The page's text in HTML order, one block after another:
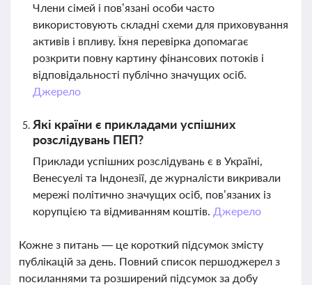
Члени сімей і пов’язані особи часто
використовують складні схеми для приховування
активів і впливу. Їхня перевірка допомагає
розкрити повну картину фінансових потоків і
відповідальності публічно значущих осіб.
Джерело
Які країни є прикладами успішних
розслідувань ПЕП?
Приклади успішних розслідувань є в Україні,
Венесуелі та Індонезії, де журналісти викривали
мережі політично значущих осіб, пов’язаних із
корупцією та відмиванням коштів. Джерело
Кожне з питань — це короткий підсумок змісту
публікацій за день. Повний список першоджерел з
посиланнями та розширений підсумок за добу